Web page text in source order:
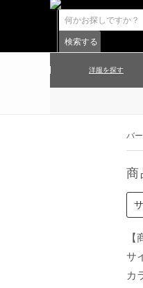
洋服を探す
▲レディース
▲アクセ
▲マフラー／
▲その
バ
商
【
サ
カ